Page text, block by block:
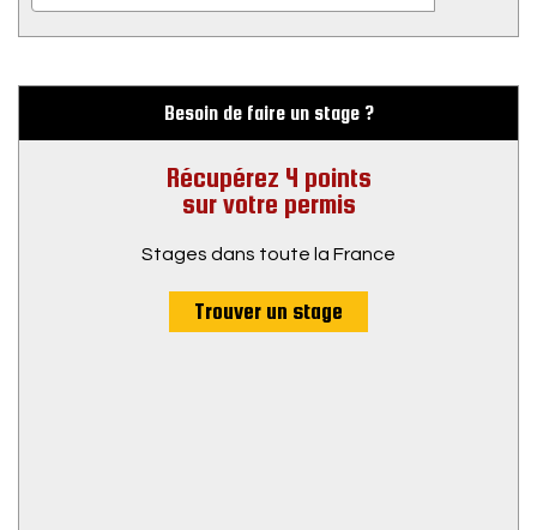
Besoin de faire un stage ?
Récupérez 4 points
sur votre permis
Stages dans toute la France
Trouver un stage